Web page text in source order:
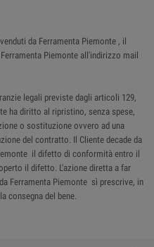
da Ferramenta Piemonte , il
Piemonte all'indirizzo mail
legali previste dagli articoli 129,
ha diritto al ripristino, senza spese,
o sostituzione ovvero ad una
del contratto. Il Cliente decade da
il difetto di conformità entro il
il difetto. L'azione diretta a far
Ferramenta Piemonte sì prescrive, in
consegna del bene.